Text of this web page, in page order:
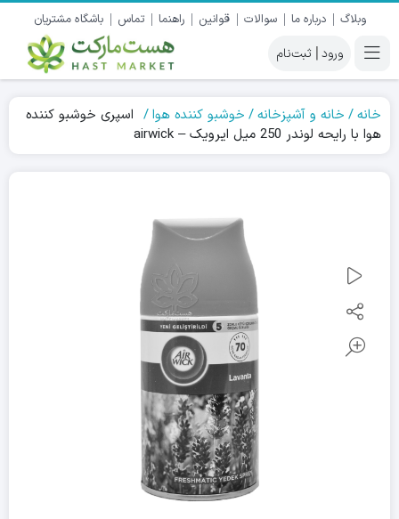
وبلاگ درباره ما سوالات قوانین راهنما تماس باشگاه مشتریان
|
خانه خانه و آشپزخانه خوشبو کننده هوا
اسپری خوشبو کننده
هوا با رایحه لوندر 250 میل ایرویک – airwick